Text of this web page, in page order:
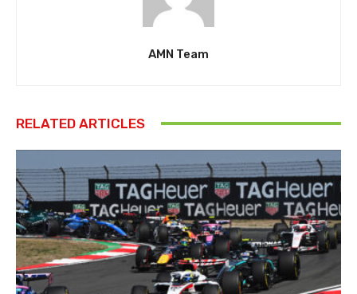
AMN Team
RELATED ARTICLES